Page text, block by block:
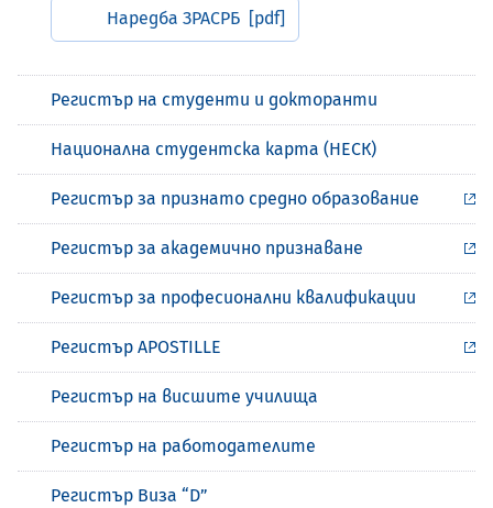
Наредба ЗРАСРБ
Регистър на студенти и докторанти
Национална студентска карта (НЕСК)
Регистър за признато средно образование
Регистър за академично признаване
Регистър за професионални квалификации
Регистър APOSTILLE
Регистър на висшите училища
Регистър на работодателите
Регистър Виза “D”